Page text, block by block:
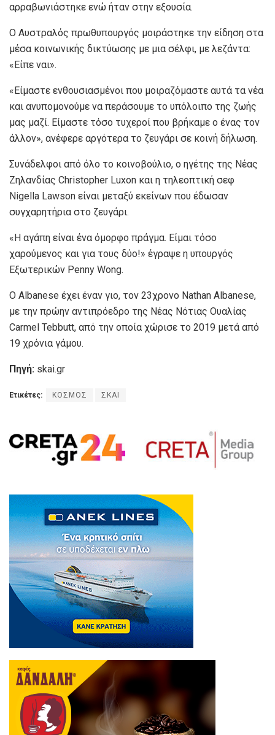
αρραβωνιάστηκε ενώ ήταν στην εξουσία.
Ο Αυστραλός πρωθυπουργός μοιράστηκε την είδηση στα
μέσα κοινωνικής δικτύωσης με μια σέλφι, με λεζάντα:
«Είπε ναι».
«Είμαστε ενθουσιασμένοι που μοιραζόμαστε αυτά τα νέα
και ανυπομονούμε να περάσουμε το υπόλοιπο της ζωής
μας μαζί. Είμαστε τόσο τυχεροί που βρήκαμε ο ένας τον
άλλον», ανέφερε αργότερα το ζευγάρι σε κοινή δήλωση.
Συνάδελφοι από όλο το κοινοβούλιο, ο ηγέτης της Νέας
Ζηλανδίας Christopher Luxon και η τηλεοπτική σεφ
Nigella Lawson είναι μεταξύ εκείνων που έδωσαν
συγχαρητήρια στο ζευγάρι.
«Η αγάπη είναι ένα όμορφο πράγμα. Είμαι τόσο
χαρούμενος και για τους δύο!» έγραψε η υπουργός
Εξωτερικών Penny Wong.
Ο Albanese έχει έναν γιο, τον 23χρονο Nathan Albanese,
με την πρώην αντιπρόεδρο της Νέας Νότιας Ουαλίας
Carmel Tebbutt, από την οποία χώρισε το 2019 μετά από
19 χρόνια γάμου.
Πηγή: skai.gr
Ετικέτες: ΚΟΣΜΟΣ ΣΚΑΙ